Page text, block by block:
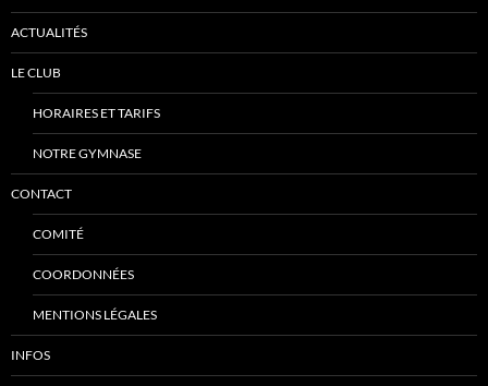
ACTUALITÉS
LE CLUB
HORAIRES ET TARIFS
NOTRE GYMNASE
CONTACT
COMITÉ
COORDONNÉES
MENTIONS LÉGALES
INFOS